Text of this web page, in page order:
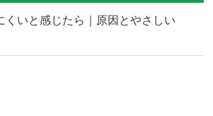
くいと感じたら｜原因とやさしい